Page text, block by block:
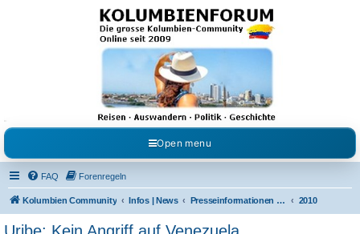
Kolumbienforum - Das
grosse Forum der
Freunde Kolumbiens
Reisen, Auswandern, Kultur, Politik, Geschichte und Visum in Kolumbien und Venezuela.
Austausch, Erfahrungen und Gemeinschaft im Kolumbienforum
Open menu
FAQ Forenregeln
Kolumbien Community Infos | News Presseinformationen & Neuigkeiten 2010